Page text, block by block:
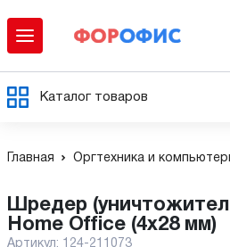
Каталог товаров
Главная Оргтехника и
Шредер (уничтожитель) Leitz IQ
Home Office (4х28 мм)
Артикул: 124-211073